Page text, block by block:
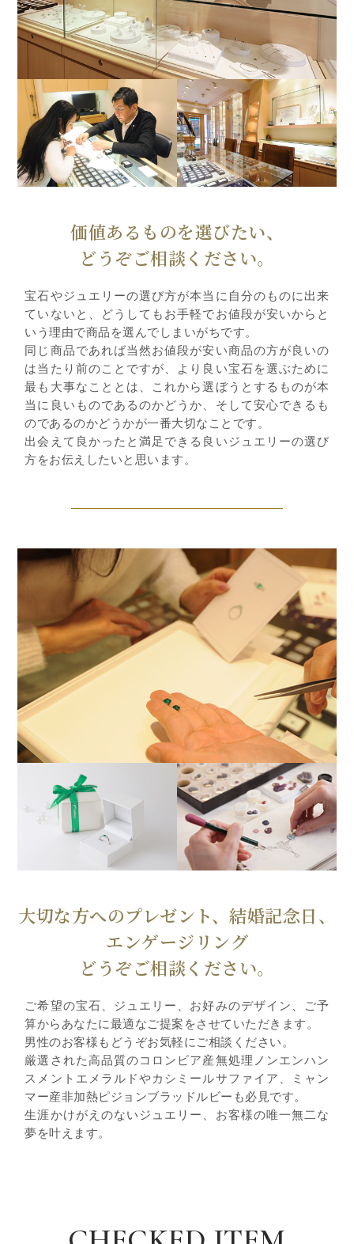
価値あるものを選びたい、
どうぞご相談ください。
宝石やジュエリーの選び方が本当に自分のものに出来
ていないと、どうしてもお手軽でお値段が安いからと
いう理由で商品を選んでしまいがちです。
同じ商品であれば当然お値段が安い商品の方が良いの
は当たり前のことですが、より良い宝石を選ぶために
最も大事なこととは、これから選ぼうとするものが本
当に良いものであるのかどうか、そして安心できるも
のであるのかどうかが一番大切なことです。
出会えて良かったと満足できる良いジュエリーの選び
方をお伝えしたいと思います。
大切な方へのプレゼント、結婚記念日、
エンゲージリング
どうぞご相談ください。
ご希望の宝石、ジュエリー、お好みのデザイン、ご予
算からあなたに最適なご提案をさせていただきます。
男性のお客様もどうぞお気軽にご相談ください。
厳選された高品質のコロンビア産無処理ノンエンハン
スメントエメラルドやカシミールサファイア、ミャン
マー産非加熱ピジョンブラッドルビーも必見です。
生涯かけがえのないジュエリー、お客様の唯一無二な
夢を叶えます。